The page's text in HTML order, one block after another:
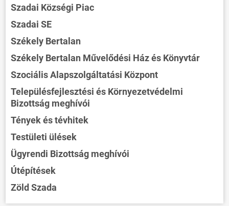
Szadai Községi Piac
Szadai SE
Székely Bertalan
Székely Bertalan Művelődési Ház és Könyvtár
Szociális Alapszolgáltatási Központ
Településfejlesztési és Környezetvédelmi
Bizottság meghívói
Tények és tévhitek
Testületi ülések
Ügyrendi Bizottság meghívói
Útépítések
Zöld Szada